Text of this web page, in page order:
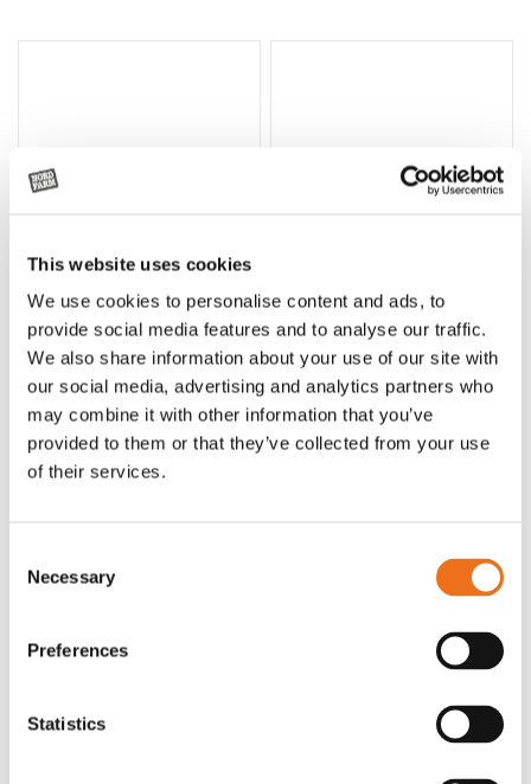
This website uses cookies
We use cookies to personalise content and ads, to
provide social media features and to analyse our traffic.
We also share information about your use of our site with
our social media, advertising and analytics partners who
may combine it with other information that you’ve
provided to them or that they’ve collected from your use
of their services.
Selection
Necessary
Preferences
Statistics
Lägg till i varukorg
Rotor, komplett med slagor
OR80013456G
35 730kr (ex. moms)
Grön truckknapp
A00220
530kr (ex. moms)